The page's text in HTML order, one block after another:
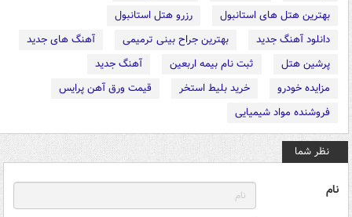
بهترین هتل های استانبول
رزرو هتل استانبول
دانلود آهنگ جدید
بهترین جراح بینی ترمیمی
آهنگ های جدید
پرشین هتل
ثبت نام بیمه اربعین
آهنگ جدید
مزایده خودرو
خرید بلیط استخر
قیمت ورق آهن پرایس
فروشنده مواد شیمیایی
نظر شما
نام